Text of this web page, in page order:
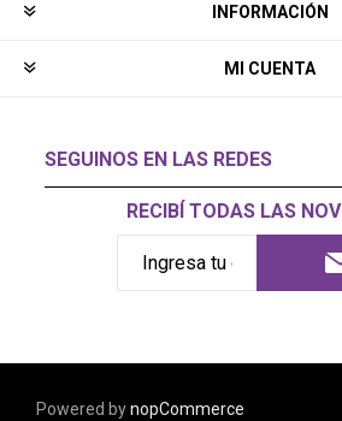
INFORMACIÓN
MI CUENTA
SEGUINOS EN LAS REDES
RECIBÍ TODAS LAS
Powered bynopCommerce